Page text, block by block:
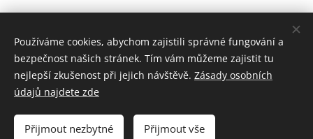
Share
Používáme cookies, abychom zajistili správné fungování a
bezpečnost našich stránek. Tím vám můžeme zajistit tu
nejlepší zkušenost při jejich návštěvě. Zásady osobních
údajů najdete zde
Přijmout nezbytné Přijmout vše